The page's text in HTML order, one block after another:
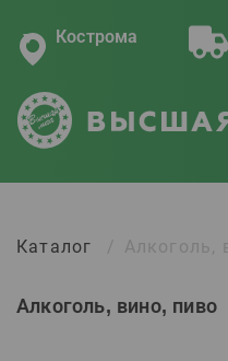
Кострома
Каталог Алкоголь,
Алкоголь, вино, пиво